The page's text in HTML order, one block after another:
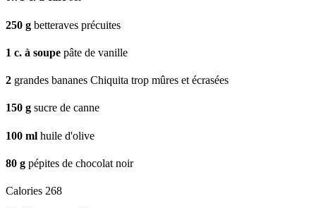
250 g betteraves précuites
1 c. à soupe pâte de vanille
2 grandes bananes Chiquita trop mûres et écrasées
150 g sucre de canne
100 ml huile d'olive
80 g pépites de chocolat noir
Calories 268